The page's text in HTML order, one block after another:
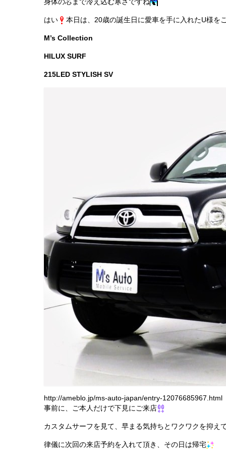
はい 本日は、20歳の誕生日に愛車を手に入れたU様を
M’s Collection
HILUX SURF
215LED STYLISH SV
http://ameblo.jp/ms-auto-japan/entry-12076685967.html
事前に、ご本人だけで下見にご来店
カスタムサーフを見て、早まる気持ちとワクワクを抑え
律儀に次回の来店予約を入れて頂き、その日は帰宅